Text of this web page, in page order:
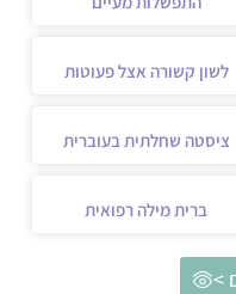
לשון קשורה אצל פעוטות
ציסטה שחלתית בעוברית
ברית מילה רפואית
>